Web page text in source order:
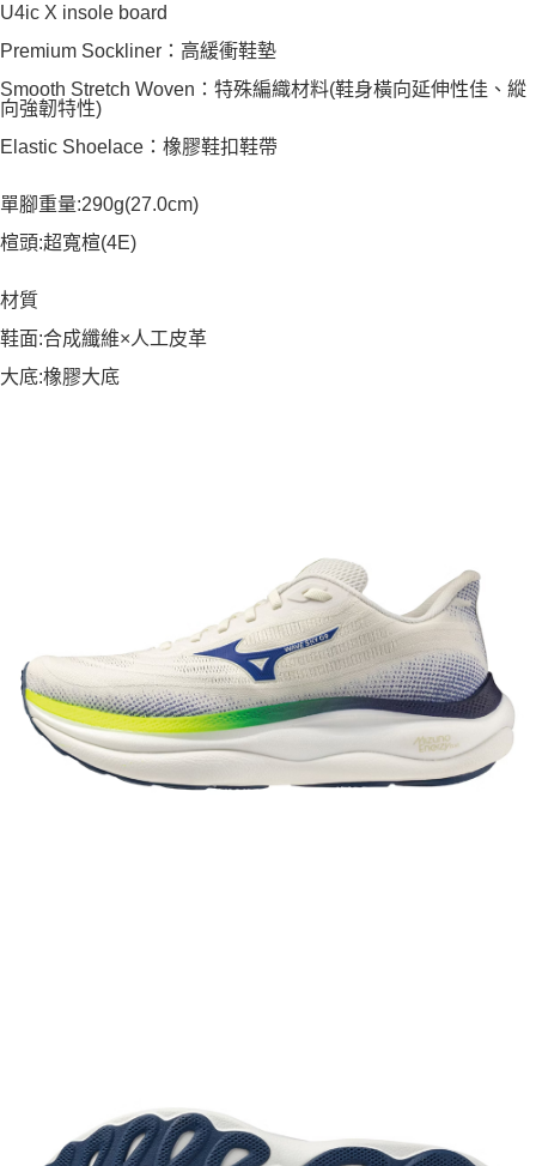
U4ic X insole board
Premium Sockliner：高緩衝鞋墊
Smooth Stretch Woven：特殊編織材料(鞋身橫向延伸性佳、縱
向強韌特性)
Elastic Shoelace：橡膠鞋扣鞋帶
單腳重量:290g(27.0cm)
楦頭:超寬楦(4E)
材質
鞋面:合成纖維×人工皮革
大底:橡膠大底